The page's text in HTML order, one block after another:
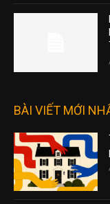
BÀI VIẾT MỚI